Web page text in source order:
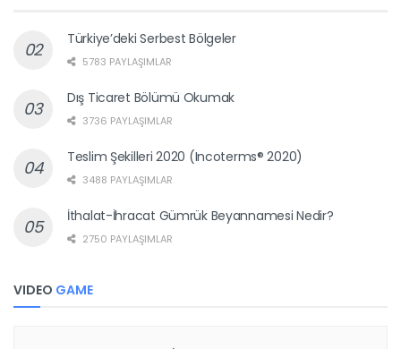
Türkiye’deki Serbest Bölgeler
5783 PAYLAŞIMLAR
Dış Ticaret Bölümü Okumak
3736 PAYLAŞIMLAR
Teslim Şekilleri 2020 (Incoterms® 2020)
3488 PAYLAŞIMLAR
İthalat-İhracat Gümrük Beyannamesi Nedir?
2750 PAYLAŞIMLAR
VIDEO GAME